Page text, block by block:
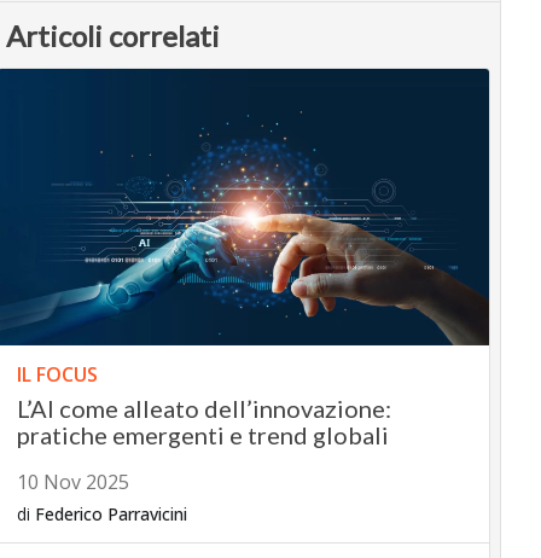
Articoli correlati
IL FOCUS
L’AI come alleato dell’innovazione:
pratiche emergenti e trend globali
10 Nov 2025
di Federico Parravicini